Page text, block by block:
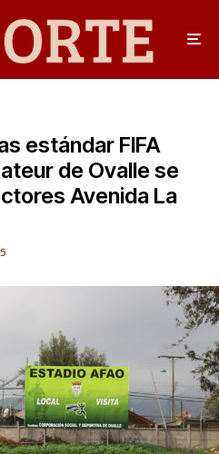
estándar FIFA
de Ovalle se
Avenida La